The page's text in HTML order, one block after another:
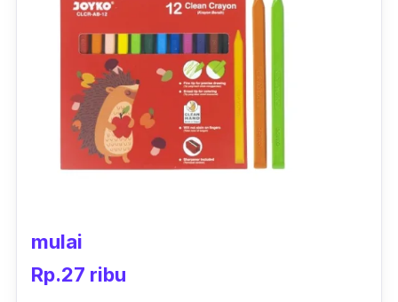
sehingga hasil seni yang dihasilkan lebih
elegan dengan intensitas warna yang
sempurna. Meski crayon Greebel ini berjenis
crayon minyak, tidak menyisakan noda dan
tidak lengket di tangan.
Crayon
cocok buat kamu yang ingin meningkatkan
level kreativitas dan keterampilan dalam
mulai
Rp.27 ribu